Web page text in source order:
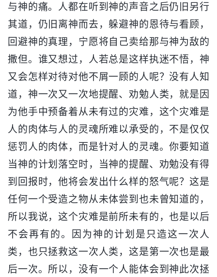
与神的痛。人都在听到神的声音之后仍旧另行
其道，仍旧离神而去，躲避神的恩待与看顾，
回避神的真理，宁愿将自己卖给那与神为敌的
撒但。谁又想过，人若总是这样执迷不悟，神
又会怎样对待对他不屑一顾的人呢？没有人知
道，神一次又一次地提醒、劝勉人类，就是因
为他手中预备着从未有过的灾难，这个灾难是
人的肉体与人的灵魂所难以承受的，不是仅仅
惩罚人的肉体，而是针对人的灵魂。你要知道
当神的计划落空时，当神的提醒、劝勉没有得
到回报时，他将会发出什么样的怒气呢？这是
任何一个受造之物从未体尝到也未曾知道的，
所以我说，这个灾难是前所未有的，也是以后
不会再有的。因为神的计划是只造这一次人
类，也只拯救这一次人类，这是第一次也是最
后一次。所以，没有一个人能体会到神此次拯